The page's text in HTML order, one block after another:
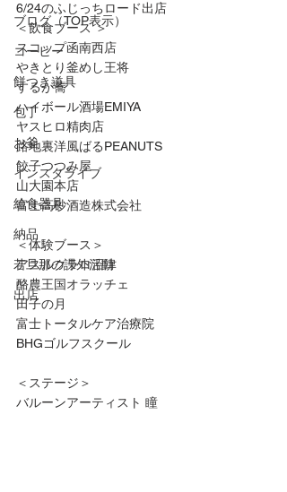
ブログ（TOP表示）
コーヒー
餅つき道具
包丁
お釜
インスタライブ
給食器具
納品
若旦那の課外活動
出店
6/24のふじっちロード出店
＜飲食ブース ＞
スコップ函南西店
やきとり釜めし王将
するが蕎
ハイボール酒場EMIYA
ヤスヒロ精肉店
路地裏洋風ばるPEANUTS
餃子つつみ屋
山大園本店
富士高砂酒造株式会社
＜体験ブース＞
アスルクラロ沼津
酪農王国オラッチェ
田子の月
富士トータルケア治療院
BHGゴルフスクール
＜ステージ＞
バルーンアーティスト 瞳